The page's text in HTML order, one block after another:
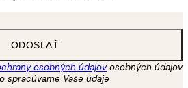
ODOSLAŤ
osobných údajovosobných údajov
spracúvame Vaše údaje